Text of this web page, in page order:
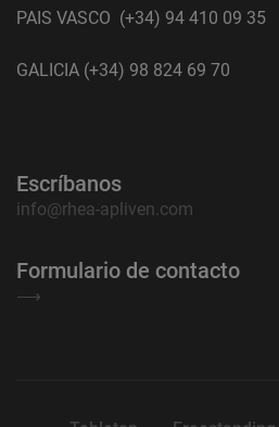
PAIS VASCO (+34) 94 410 09 35
GALICIA (+34) 98 824 69 70
Escríbanos
info@rhea-apliven.com
Formulario de contacto
⟶